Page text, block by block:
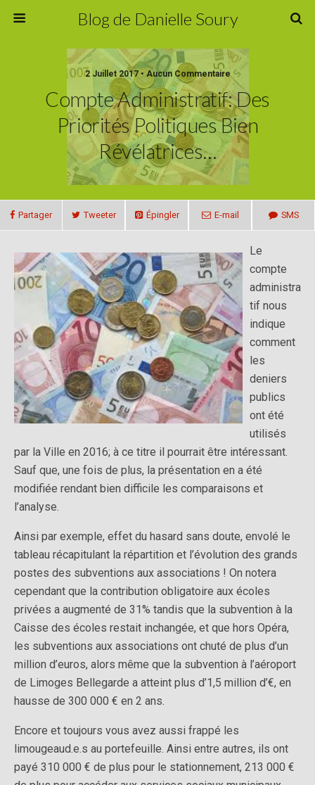
Blog de Danielle Soury
2 Juillet 2017 • Aucun Commentaire
Compte Administratif: Des
Priorités Politiques Bien
Révélatrices…
Partager Tweeter Épingler E-mail SMS
Le
compte
administra
tif nous
indique
comment
les
deniers
publics
ont été
utilisés
par la Ville en 2016; à ce titre il pourrait être intéressant.
Sauf que, une fois de plus, la présentation en a été
modifiée rendant bien difficile les comparaisons et
l’analyse.
Ainsi par exemple, effet du hasard sans doute, envolé le
tableau récapitulant la répartition et l’évolution des grands
postes des subventions aux associations ! On notera
cependant que la contribution obligatoire aux écoles
privées a augmenté de 31% tandis que la subvention à la
Caisse des écoles restait inchangée, et que hors Opéra,
les subventions aux associations ont chuté de plus d’un
million d’euros, alors même que la subvention à l’aéroport
de Limoges Bellegarde a atteint plus d’1,5 million d’€, en
hausse de 300 000 € en 2 ans.
Encore et toujours vous avez aussi frappé les
limougeaud.e.s au portefeuille. Ainsi entre autres, ils ont
payé 310 000 € de plus pour le stationnement, 213 000 €